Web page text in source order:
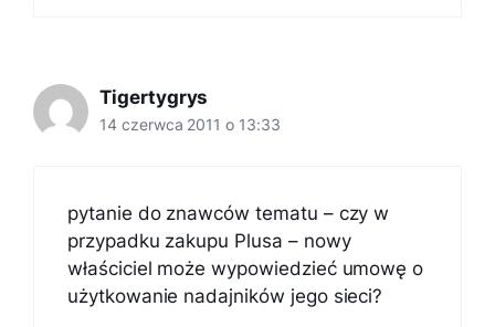
Tigertygrys
14 czerwca 2011 o 13:33
pytanie do znawców tematu – czy w
przypadku zakupu Plusa – nowy
właściciel może wypowiedzieć umowę o
użytkowanie nadajników jego sieci?